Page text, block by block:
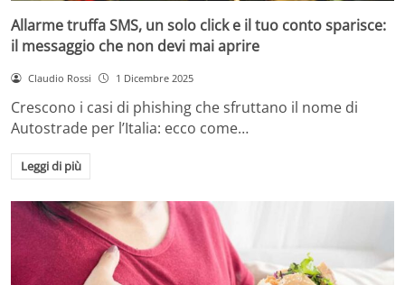
Allarme truffa SMS, un solo click e il tuo conto sparisce:
il messaggio che non devi mai aprire
Claudio Rossi 1 Dicembre 2025
Crescono i casi di phishing che sfruttano il nome di
Autostrade per l’Italia: ecco come…
Leggi di più